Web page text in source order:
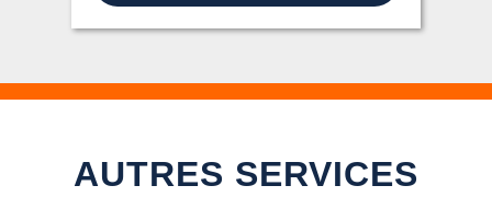
AUTRES SERVICES